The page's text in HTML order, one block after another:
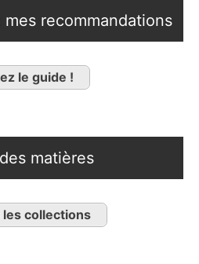
recommandations
le guide !
matières
collections